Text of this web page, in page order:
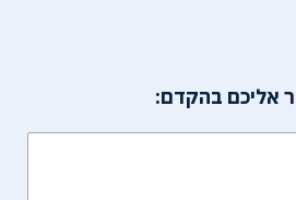
אליכם בהקדם: